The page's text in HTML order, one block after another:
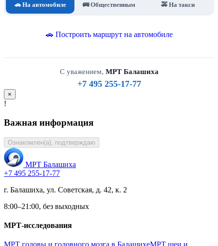
🚗 На автомобиле 🚌 Общественным 🚕 На такси
🚗 Построить маршрут на автомобиле
С уважением, МРТ Балашиха
+7 495 255-17-77
×
!
Важная информация
Ознакомлен(а), подтверждаю
МРТ Балашиха
+7 495 255-17-77
г. Балашиха, ул. Советская, д. 42, к. 2
8:00–21:00, без выходных
МРТ-исследования